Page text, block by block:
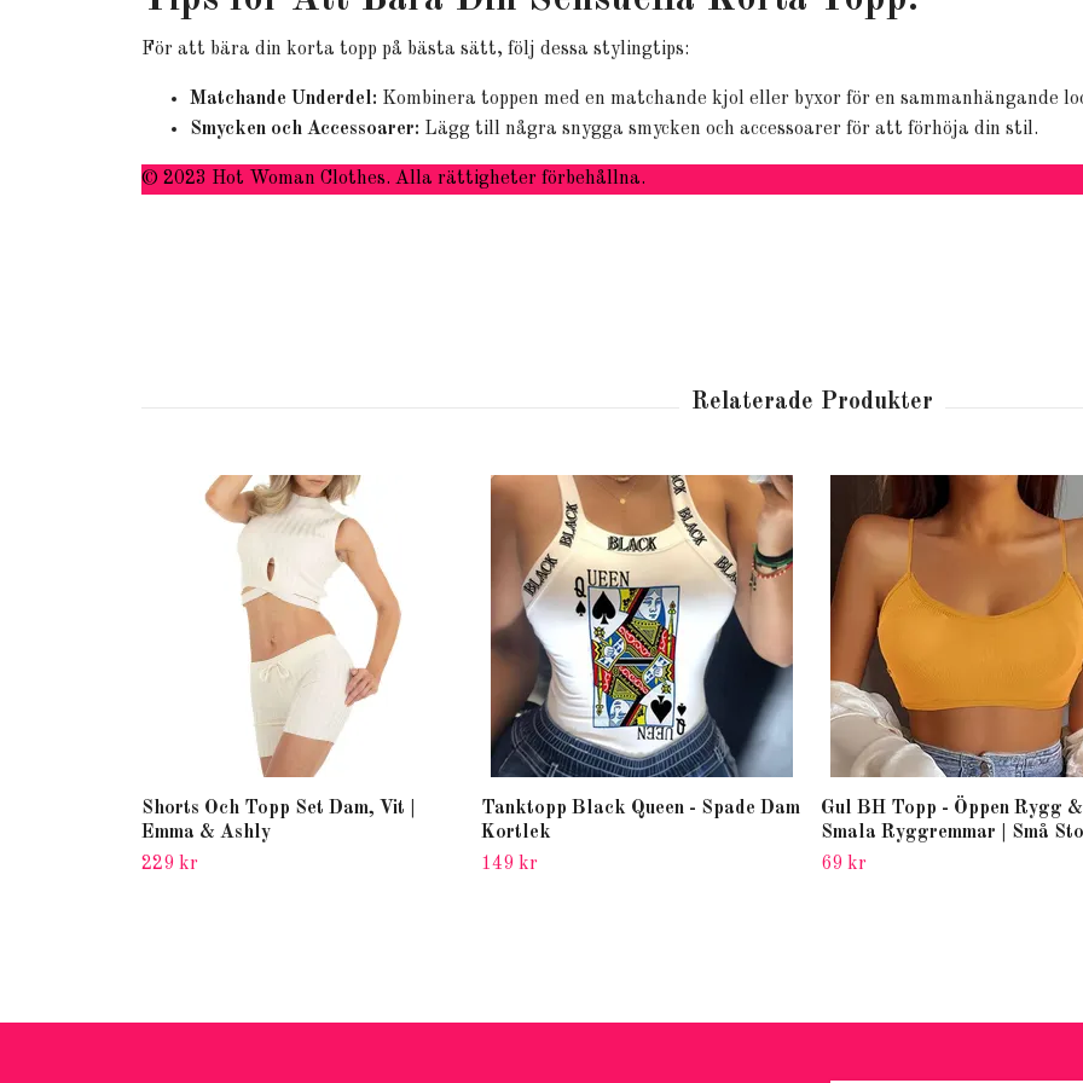
För att bära din korta topp på bästa sätt, följ dessa stylingtips:
Matchande Underdel: Kombinera toppen med en matchande kjol eller byxor för en sammanhängande
Smycken och Accessoarer: Lägg till några snygga smycken och accessoarer för att förhöja din stil.
© 2023 Hot Woman Clothes. Alla rättigheter förbehållna.
Shorts Och Topp Set Dam, Vit |
Emma & Ashly
229 kr
Tanktopp Black Queen - Spade Dam
Kortlek
149 kr
Gul BH Topp - Öppen Rygg &
Smala Ryggremmar | Små
69 kr